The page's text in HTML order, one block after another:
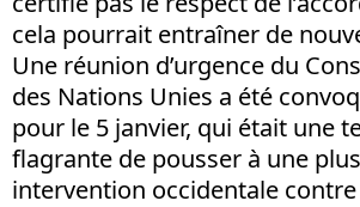
cela pourrait entraîner de
Une réunion d’urgence du
des Nations Unies a été
pour le 5 janvier, qui était une
flagrante de pousser à une
intervention occidentale contre